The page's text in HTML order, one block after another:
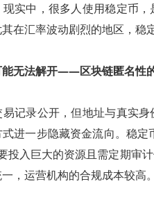
实中，很多人使用稳定币
在汇率波动剧烈的地区，稳
无法解开——区块链匿名性
记录公开，但地址与真实
进一步隐藏资金流向。稳
投入巨大的资源且需定期审
，运营机构的合规成本较高。